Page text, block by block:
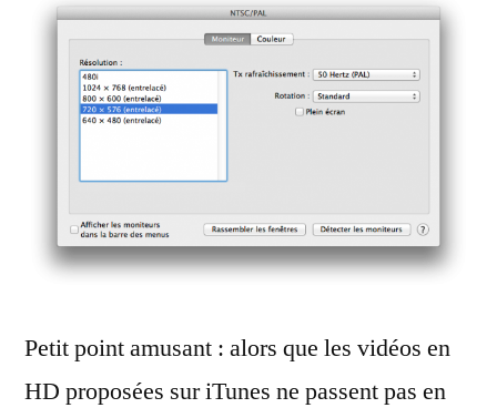
Petit point amusant : alors que les vidéos en
HD proposées sur iTunes ne passent pas en